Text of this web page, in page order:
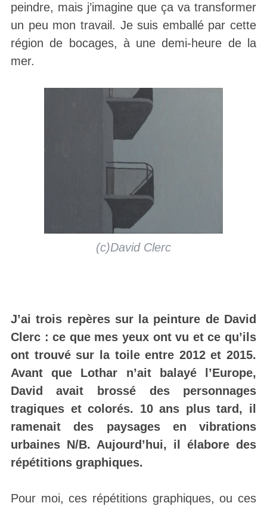
peindre, mais j’imagine que ça va transformer
un peu mon travail. Je suis emballé par cette
région de bocages, à une demi-heure de la
mer.
(c)David Clerc
J’ai trois repères sur la peinture de David
Clerc : ce que mes yeux ont vu et ce qu’ils
ont trouvé sur la toile entre 2012 et 2015.
Avant que Lothar n’ait balayé l’Europe,
David avait brossé des personnages
tragiques et colorés. 10 ans plus tard, il
ramenait des paysages en vibrations
urbaines N/B. Aujourd’hui, il élabore des
répétitions graphiques.
Pour moi, ces répétitions graphiques, ou ces